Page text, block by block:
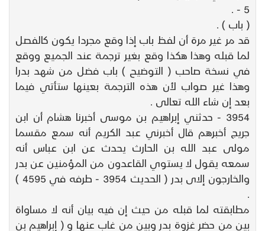
5 - .
( باب ) .
قد مر غير مرة أن لفظ باب إذا وقع مجردا يكون كالفصل
لما قبله وهذا هكذا وقع بغير ترجمة عند الجميع ووقع
في نسخة صاحب ( التوضيح ) باب فضل من شهد بدرا
وهذا غير صواب لأن هذه الترجمة بعينها ستأتي فيما
بعد إن شاء الله تعالى .
3954 - حدثني إبراهيم بن موسى أخبرنا هشام أن ابن
جريج أخبرهم قال أخبرني عبد الكريم أنه سمع مقسما
مولى عبد الله بن الحارث يحدث عن ابن عباس أنه
سمعه يقول لا يستوي القاعدون من المؤمنين عن بدر
والخارجون إلاى بدر ( الحديث 3954 - طرفه في 4595 )
مطابقته لما قبله من حيث إن فيه بيان أنه لا مساواة
بين من حضر غزوة بدر وبين من غاب عنها و ( إبراهيم بن